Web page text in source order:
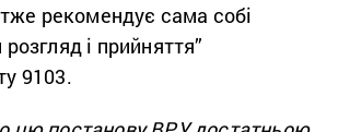
рекомендує сама собі
і прийняття”
9103.